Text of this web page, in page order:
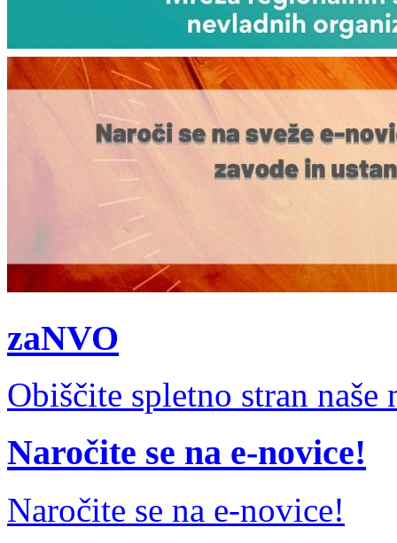
zaNVO
Obiščite spletno stran naše
Naročite se na e-novice!
Naročite se na e-novice!